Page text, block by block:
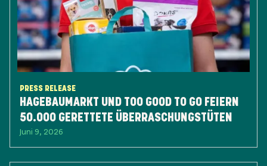
PRESS RELEASE
HAGEBAUMARKT UND TOO GOOD TO GO FEIERN
50.000 GERETTETE ÜBERRASCHUNGSTÜTEN
Juni 9, 2026